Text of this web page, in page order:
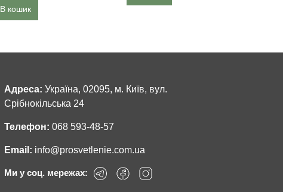
В кошик
Адреса: Україна, 02095, м. Київ, вул.
Срібнокільська 24
Телефон: 068 593-48-57
Email: info@prosvetlenie.com.ua
Ми у соц. мережах: